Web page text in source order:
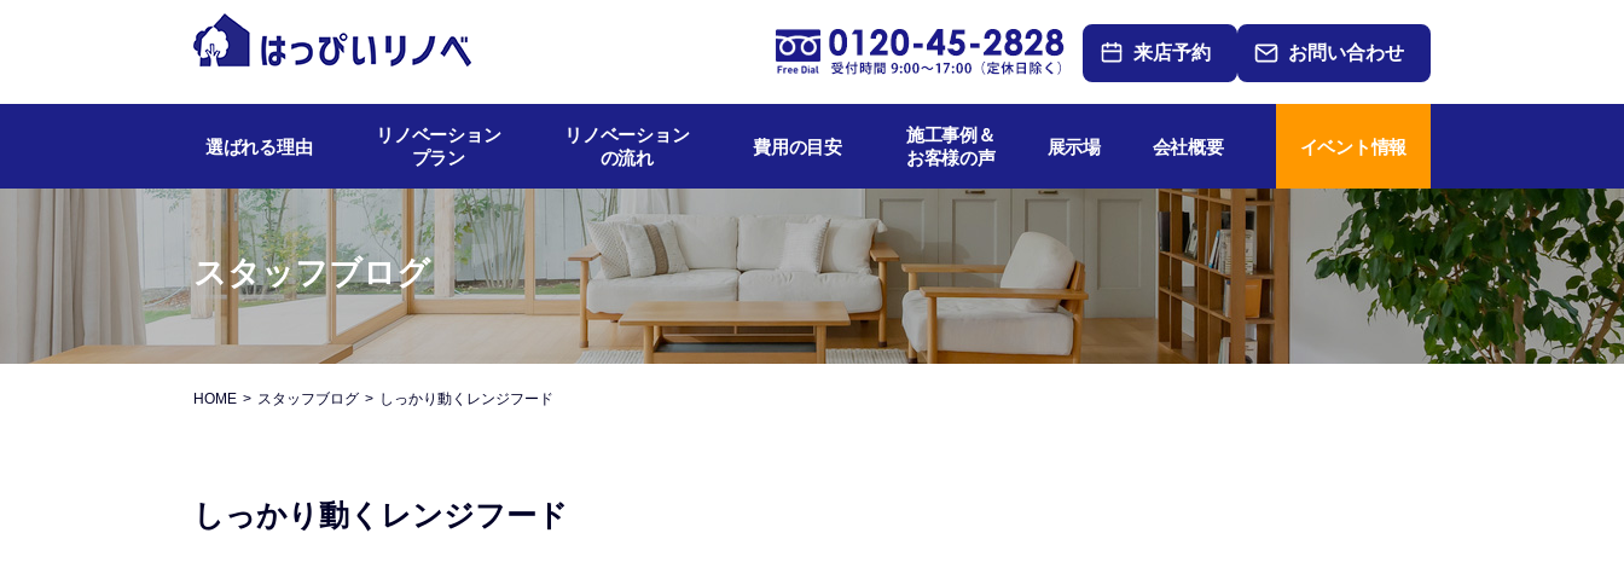
来店予約 お問い合わせ
選ばれる理由
リノベーション
プラン
リノベーション
の流れ
費用の目安
施工事例＆
お客様の声
展示場 会社概要 イベント情報
スタッフブログ
HOME スタッフブログ しっかり動くレンジフード
しっかり動くレンジフード